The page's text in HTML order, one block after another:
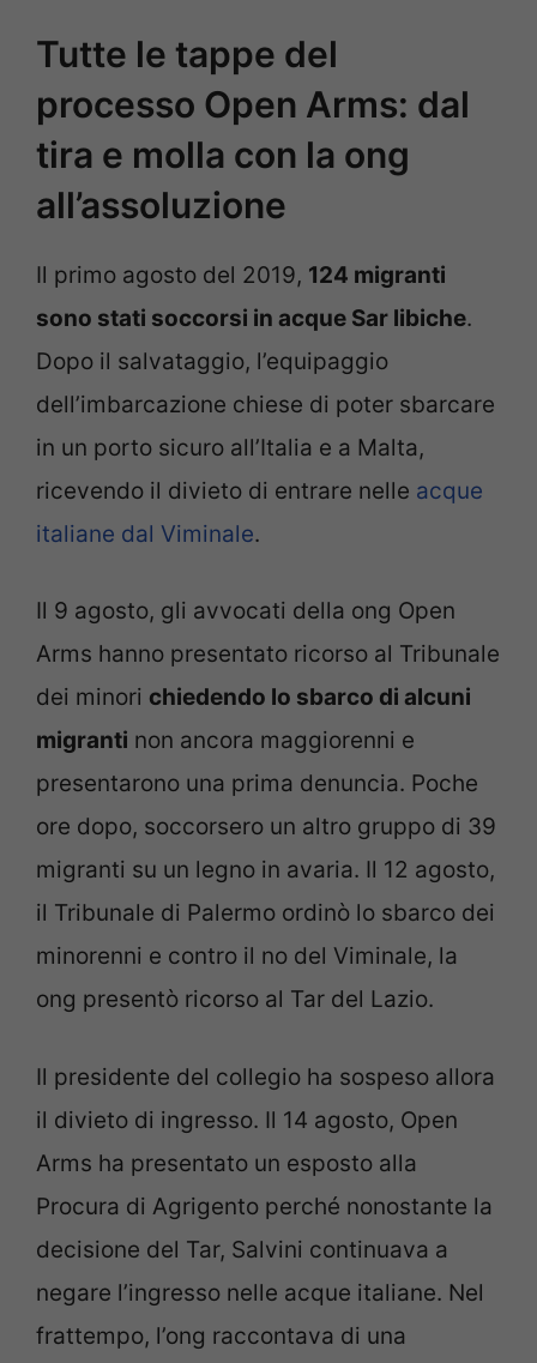
Tutte le tappe del
processo Open Arms: dal
tira e molla con la ong
all’assoluzione
Il primo agosto del 2019, 124 migranti
sono stati soccorsi in acque Sar libiche.
Dopo il salvataggio, l’equipaggio
dell’imbarcazione chiese di poter sbarcare
in un porto sicuro all’Italia e a Malta,
ricevendo il divieto di entrare nelle acque
italiane dal Viminale.
Il 9 agosto, gli avvocati della ong Open
Arms hanno presentato ricorso al Tribunale
dei minori chiedendo lo sbarco di alcuni
migranti non ancora maggiorenni e
presentarono una prima denuncia. Poche
ore dopo, soccorsero un altro gruppo di 39
migranti su un legno in avaria. Il 12 agosto,
il Tribunale di Palermo ordinò lo sbarco dei
minorenni e contro il no del Viminale, la
ong presentò ricorso al Tar del Lazio.
Il presidente del collegio ha sospeso allora
il divieto di ingresso. Il 14 agosto, Open
Arms ha presentato un esposto alla
Procura di Agrigento perché nonostante la
decisione del Tar, Salvini continuava a
negare l’ingresso nelle acque italiane. Nel
frattempo, l’ong raccontava di una